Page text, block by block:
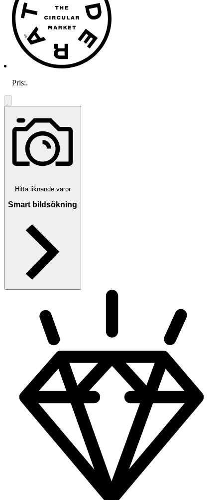
Pris:.
Hitta liknande varor
Smart bildsökning